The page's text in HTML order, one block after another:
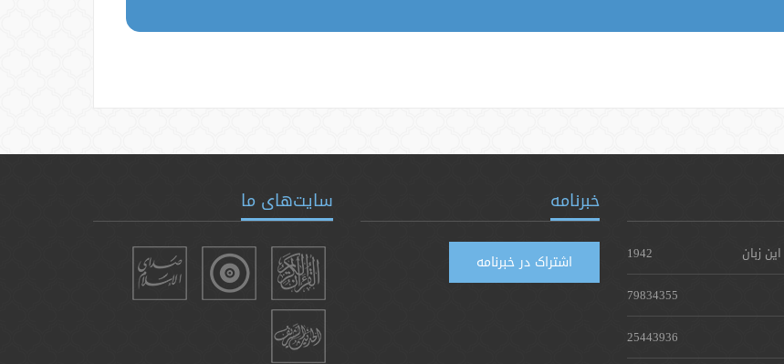
زبان
1942
79834355
25443936
خبرنامه
اشتراک در خبرنامه
سایت‌های ما